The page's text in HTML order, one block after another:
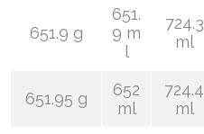
651.9 g
651.
9 m
l
724.3
ml
651.95 g
652
ml
724.4
ml